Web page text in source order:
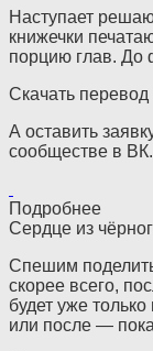
Наступает
книжечки
порцию глав. До
Скачать
А оставить
сообществе в ВК.
Подробнее
Сердце из
Спешим
скорее всего,
будет уже
или после —